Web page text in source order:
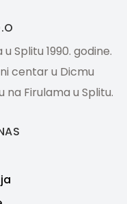
Splitu 1990. godine.
centar u Dicmu
na Firulama u Splitu.